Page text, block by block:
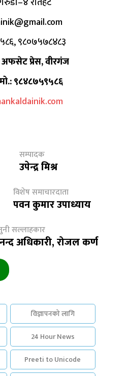
९८०७५७८४८३
अफसेट प्रेस, वीरगंज
९८४८७५९५८६
सम्पादक
उपेन्द्र मिश्र
विशेष समाचारदाता
पवन कुमार उपाध्याय
सल्लाहकार
अधिकारी, रोजल कर्ण
विज्ञापनको लागि
24 Hour News
Preeti to Unicode